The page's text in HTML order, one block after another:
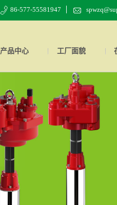
86-577-55581947
产品中心 工厂面貌